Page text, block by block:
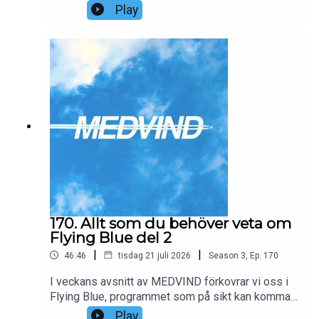
bygger vi Chatflights Air, ett hypotetiskt flygbolag
där samtliga platser ombord endast kan bokas
mellan Stockholm och Bangkok med en Boeing
787-9, 80 business class-stolar och fasta
prisnivåer för Saver, Flex och Ultraflex. Hur många
poäng måste säljas, vad kostar varje flygning och
kan ett co-brandat kreditkort göra modellen
lönsam? Resultatet är en affärsplan som låter
oväntat rimlig – åtminstone på pappret.
Investerare är välkomna att höra av sig.
Play
170. Allt som du behöver veta om
Flying Blue del 2
46:46 | tisdag 21 juli 2026 | Season 3 Ep. 170
I veckans avsnitt av MEDVIND förkovrar vi oss i
Flying Blue, programmet som på sikt kan komma
att ersätta SAS EuroBonus. Vi går igenom allt som
Play